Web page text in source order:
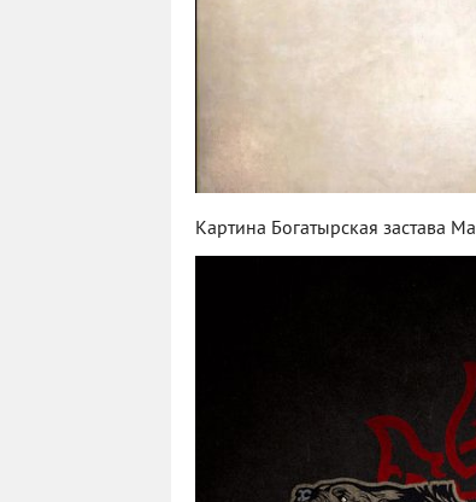
Картина Богатырская застава